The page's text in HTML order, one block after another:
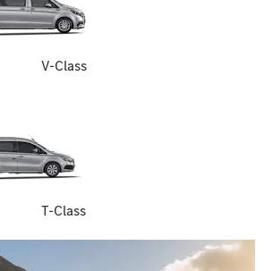
V-Class
T-Class